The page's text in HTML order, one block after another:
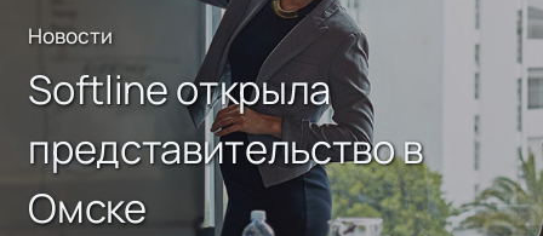
Новости
Softline открыла
представительство в
Омске